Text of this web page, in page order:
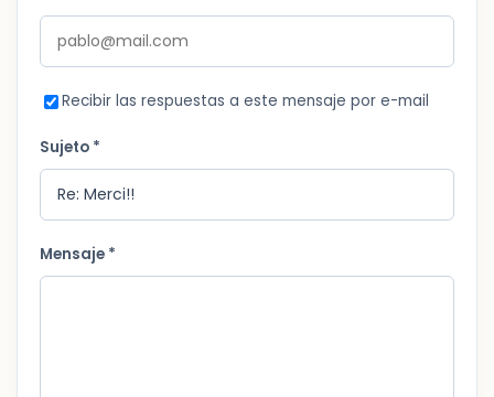
Recibir las respuestas a este mensaje por e-mail
Sujeto *
Mensaje *